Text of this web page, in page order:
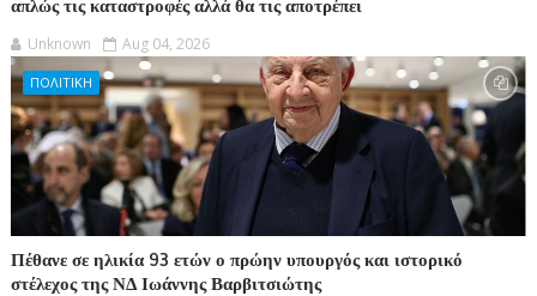
απλώς τις καταστροφές αλλά θα τις αποτρέπει
Unknown Aug 04, 2026
ΠΟΛΙΤΙΚΗ
Πέθανε σε ηλικία 93 ετών ο πρώην υπουργός και ιστορικό
στέλεχος της ΝΔ Ιωάννης Βαρβιτσιώτης